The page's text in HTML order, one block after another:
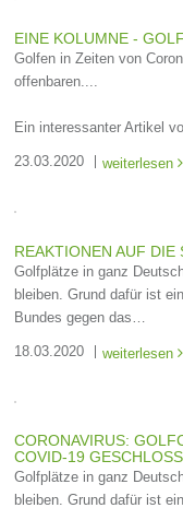
EINE KOLUMNE -
Golfen in Zeiten von
offenbaren....
Ein interessanter Artikel
23.03.2020 weiterlesen
REAKTIONEN AUF DIE
Golfplätze in ganz
bleiben. Grund dafür ist
Bundes gegen das…
18.03.2020 weiterlesen
CORONAVIRUS:
COVID-19
Golfplätze in ganz
bleiben. Grund dafür ist